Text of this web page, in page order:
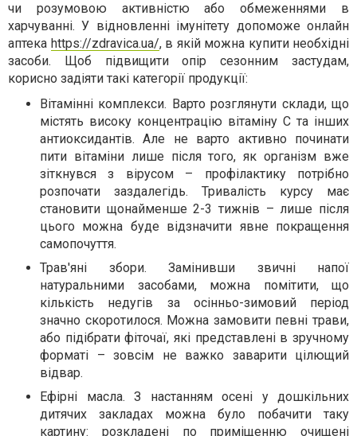
чи розумовою активністю або обмеженнями в
харчуванні. У відновленні імунітету допоможе онлайн
аптека https://zdravica.ua/, в якій можна купити необхідні
засоби. Щоб підвищити опір сезонним застудам,
корисно задіяти такі категорії продукції:
Вітамінні комплекси. Варто розглянути склади, що
містять високу концентрацію вітаміну С та інших
антиоксидантів. Але не варто активно починати
пити вітаміни лише після того, як організм вже
зіткнувся з вірусом – профілактику потрібно
розпочати заздалегідь. Тривалість курсу має
становити щонайменше 2-3 тижнів – лише після
цього можна буде відзначити явне покращення
самопочуття.
Трав'яні збори. Замінивши звичні напої
натуральними засобами, можна помітити, що
кількість недугів за осінньо-зимовий період
значно скоротилося. Можна замовити певні трави,
або підібрати фіточаї, які представлені в зручному
форматі – зовсім не важко заварити цілющий
відвар.
Ефірні масла. З настанням осені у дошкільних
дитячих закладах можна було побачити таку
картину: розкладені по приміщенню очищені